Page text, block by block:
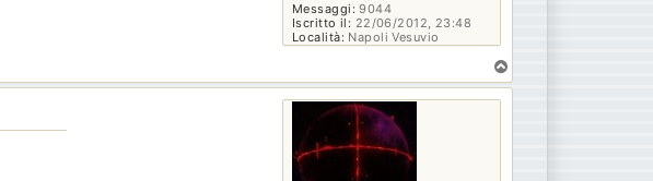
Messaggi: 9044
Iscritto il: 22/06/2012, 23:48
Località: Napoli Vesuvio
o